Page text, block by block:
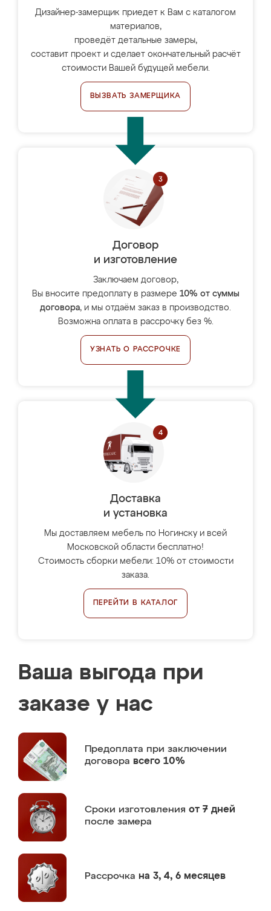
Дизайнер-замерщик приедет к Вам с каталогом
материалов,
проведёт детальные замеры,
составит проект и сделает окончательный расчёт
стоимости Вашей будущей мебели.
ВЫЗВАТЬ ЗАМЕРЩИКА
Договор
и изготовление
Заключаем договор,
Вы вносите предоплату в размере 10% от суммы
договора, и мы отдаём заказ в производство.
Возможна оплата в рассрочку без %.
УЗНАТЬ О РАССРОЧКЕ
Доставка
и установка
Мы доставляем мебель по Ногинску и всей
Московской области бесплатно!
Стоимость сборки мебели: 10% от стоимости
заказа.
ПЕРЕЙТИ В КАТАЛОГ
Ваша выгода при
заказе у нас
Предоплата при заключении
договора всего 10%
Сроки изготовления от 7 дней
после замера
Рассрочка на 3, 4, 6 месяцев